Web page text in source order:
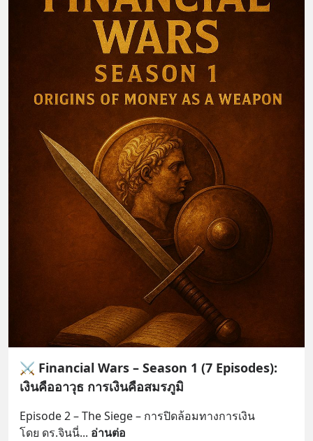
⚔️ Financial Wars – Season 1 (7 Episodes):
เงินคืออาวุธ การเงินคือสมรภูมิ
Episode 2 – The Siege – การปิดล้อมทางการเงิน
โดย ดร.จินนี่... อ่านต่อ